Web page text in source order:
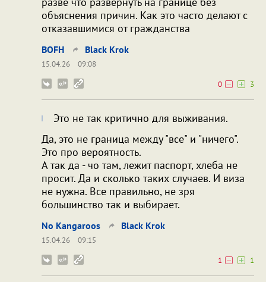
объяснения причин. Как это часто делают с
отказавшимися от гражданства
BOFH Black Krok
15.04.26
09:08
0
3
Это не так критично для выживания.
Да, это не граница между "все" и "ничего".
Это про вероятность.
А так да - чо там, лежит паспорт, хлеба не
просит. Да и сколько таких случаев. И виза
не нужна. Все правильно, не зря
большинство так и выбирает.
No Kangaroos Black Krok
15.04.26
09:15
1
1